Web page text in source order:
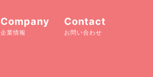
Company
企業情報
Contact
お問い合わせ